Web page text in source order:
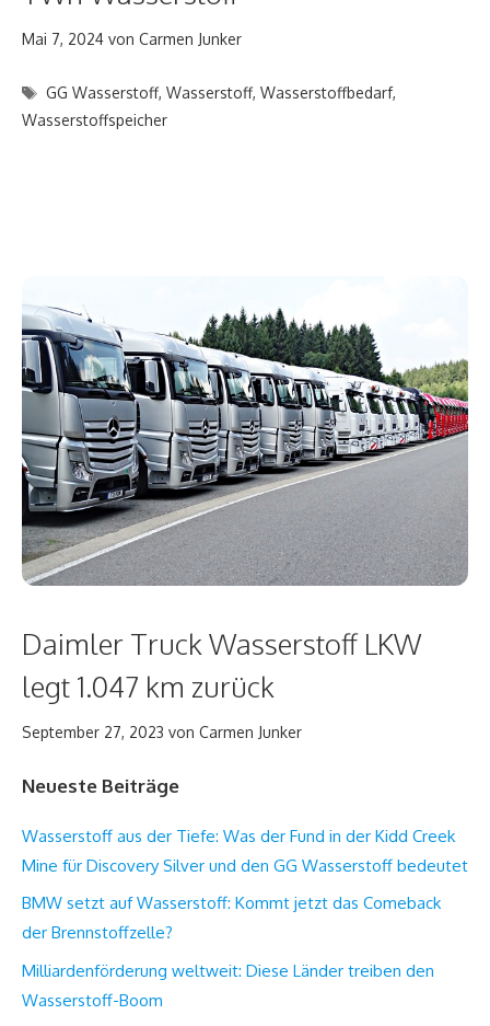
Mai 7, 2024 von Carmen Junker
Schlagwörter
GG Wasserstoff,Wasserstoff,Wasserstoffbedarf,
Wasserstoffspeicher
Daimler Truck Wasserstoff LKW
legt 1.047 km zurück
September 27, 2023 von Carmen Junker
Neueste Beiträge
Wasserstoff aus der Tiefe: Was der Fund in der Kidd Creek
Mine für Discovery Silver und den GG Wasserstoff bedeutet
BMW setzt auf Wasserstoff: Kommt jetzt das Comeback
der Brennstoffzelle?
Milliardenförderung weltweit: Diese Länder treiben den
Wasserstoff-Boom